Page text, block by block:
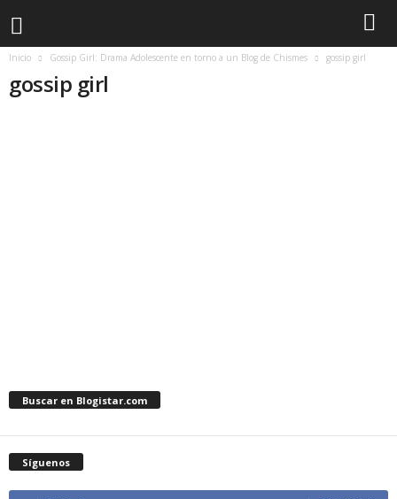
Inicio Gossip Girl: Drama Adolescente en torno a un Blog de Chismes gossip girl
gossip girl
Buscar en Blogistar.com
Síguenos